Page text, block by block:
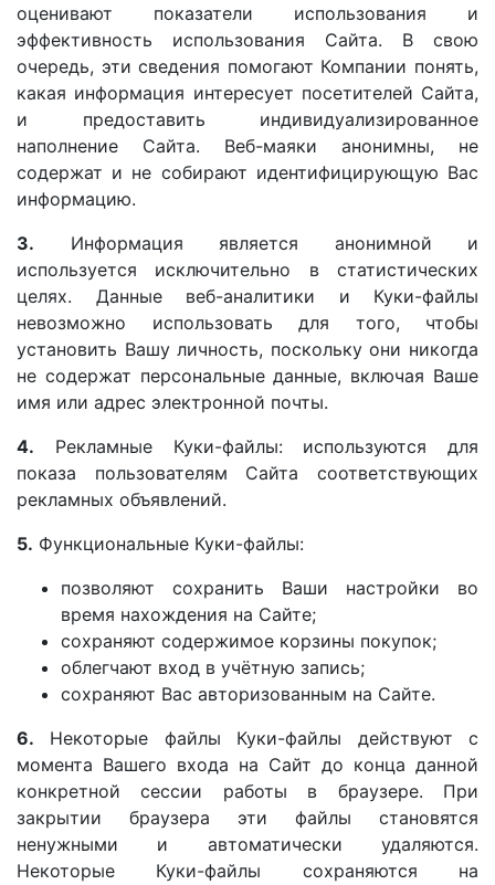
оценивают показатели использования и
эффективность использования Сайта. В свою
очередь, эти сведения помогают Компании понять,
какая информация интересует посетителей Сайта,
и предоставить индивидуализированное
наполнение Сайта. Веб-маяки анонимны, не
содержат и не собирают идентифицирующую Вас
информацию.
3. Информация является анонимной и
используется исключительно в статистических
целях. Данные веб-аналитики и Куки-файлы
невозможно использовать для того, чтобы
установить Вашу личность, поскольку они никогда
не содержат персональные данные, включая Ваше
имя или адрес электронной почты.
4. Рекламные Куки-файлы: используются для
показа пользователям Сайта соответствующих
рекламных объявлений.
5. Функциональные Куки-файлы:
позволяют сохранить Ваши настройки во
время нахождения на Сайте;
сохраняют содержимое корзины покупок;
облегчают вход в учётную запись;
сохраняют Вас авторизованным на Сайте.
6. Некоторые файлы Куки-файлы действуют с
момента Вашего входа на Сайт до конца данной
конкретной сессии работы в браузере. При
закрытии браузера эти файлы становятся
ненужными и автоматически удаляются.
Некоторые Куки-файлы сохраняются на